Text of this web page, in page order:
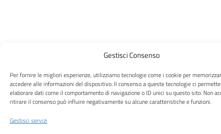
Gestisci Consenso
Per fornire le migliori esperienze, utilizziamo tecnologie come i cookie per
accedere alle informazioni del dispositivo. Il consenso a queste tecnologie ci
elaborare dati come il comportamento di navigazione o ID unici su questo sito. Non
ritirare il consenso può influire negativamente su alcune caratteristiche e funzioni.
Gestisci servizi